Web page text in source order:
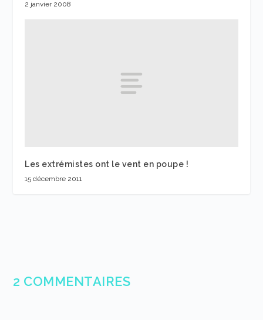
2 janvier 2008
Les extrémistes ont le vent en poupe !
15 décembre 2011
2 COMMENTAIRES